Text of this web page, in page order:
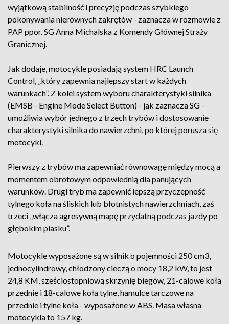
wyjątkową stabilność i precyzję podczas szybkiego
pokonywania nierównych zakrętów - zaznacza w rozmowie z
PAP ppor. SG Anna Michalska z Komendy Głównej Straży
Granicznej.
Jak dodaje, motocykle posiadają system HRC Launch
Control, „który zapewnia najlepszy start w każdych
warunkach”. Z kolei system wyboru charakterystyki silnika
(EMSB - Engine Mode Select Button) - jak zaznacza SG -
umożliwia wybór jednego z trzech trybów i dostosowanie
charakterystyki silnika do nawierzchni, po której porusza się
motocykl.
Pierwszy z trybów ma zapewniać równowagę między mocą a
momentem obrotowym odpowiednią dla panujących
warunków. Drugi tryb ma zapewnić lepszą przyczepność
tylnego koła na śliskich lub błotnistych nawierzchniach, zaś
trzeci „włącza agresywną mapę przydatną podczas jazdy po
głębokim piasku”.
Motocykle wyposażone są w silnik o pojemności 250 cm3,
jednocylindrowy, chłodzony cieczą o mocy 18,2 kW, to jest
24,8 KM, sześciostopniową skrzynię biegów, 21-calowe koła
przednie i 18-calowe koła tylne, hamulce tarczowe na
przednie i tylne koła - wyposażone w ABS. Masa własna
motocykla to 157 kg.